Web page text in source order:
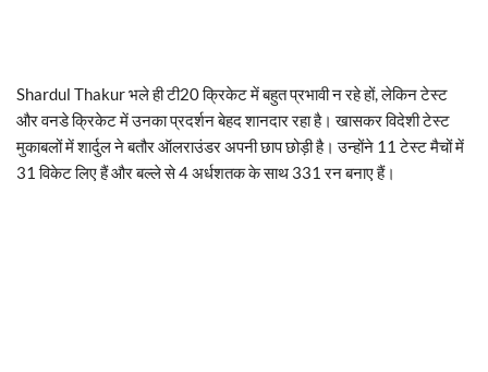
Shardul Thakur भले ही टी20 क्रिकेट में बहुत प्रभावी न रहे हों, लेकिन टेस्ट
और वनडे क्रिकेट में उनका प्रदर्शन बेहद शानदार रहा है। खासकर विदेशी टेस्ट
मुकाबलों में शार्दुल ने बतौर ऑलराउंडर अपनी छाप छोड़ी है। उन्होंने 11 टेस्ट मैचों में
31 विकेट लिए हैं और बल्ले से 4 अर्धशतक के साथ 331 रन बनाए हैं।